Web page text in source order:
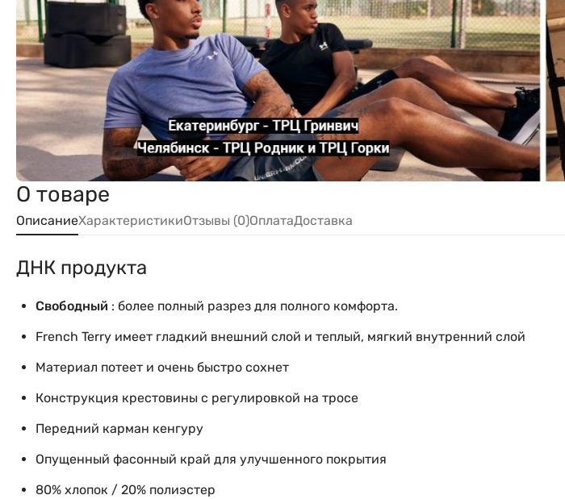
О товаре
ОписаниеХарактеристикиОтзывы (0)ОплатаДоставка
ДНК продукта
Свободный : более полный разрез для полного комфорта.
French Terry имеет гладкий внешний слой и теплый, мягкий внутренний слой
Материал потеет и очень быстро сохнет
Конструкция крестовины с регулировкой на тросе
Передний карман кенгуру
Опущенный фасонный край для улучшенного покрытия
80% хлопок / 20% полиэстер